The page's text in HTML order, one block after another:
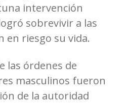
intervención
sobrevivir a las
en riesgo su vida.
las órdenes de
masculinos fueron
de la autoridad